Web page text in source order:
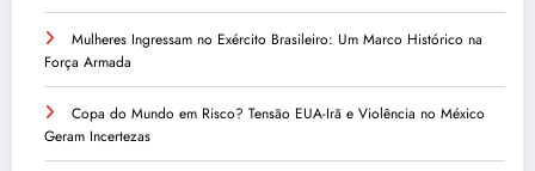
Mulheres Ingressam no Exército Brasileiro: Um Marco Histórico na
Força Armada
Copa do Mundo em Risco? Tensão EUA-Irã e Violência no México
Geram Incertezas